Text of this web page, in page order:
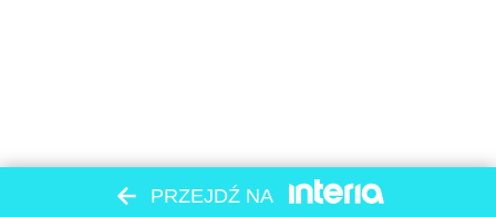
PRZEJDŹ NA